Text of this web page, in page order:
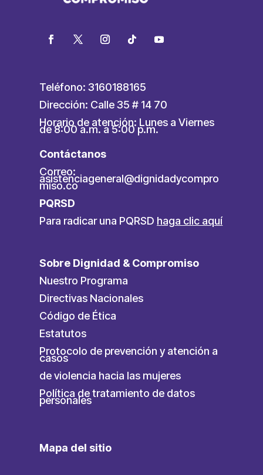
Teléfono: 3160188165
Dirección: Calle 35 # 14 70
Horario de atención: Lunes a Viernes
de 8:00 a.m. a 5:00 p.m.
Contáctanos
Correo:
asistenciageneral@dignidadycompro
miso.co
PQRSD
Para radicar una PQRSD haga clic aquí
Sobre Dignidad & Compromiso
Nuestro Programa
Directivas Nacionales
Código de Ética
Estatutos
Protocolo de prevención y atención a
casos
de violencia hacia las mujeres
Política de tratamiento de datos
personales
Mapa del sitio